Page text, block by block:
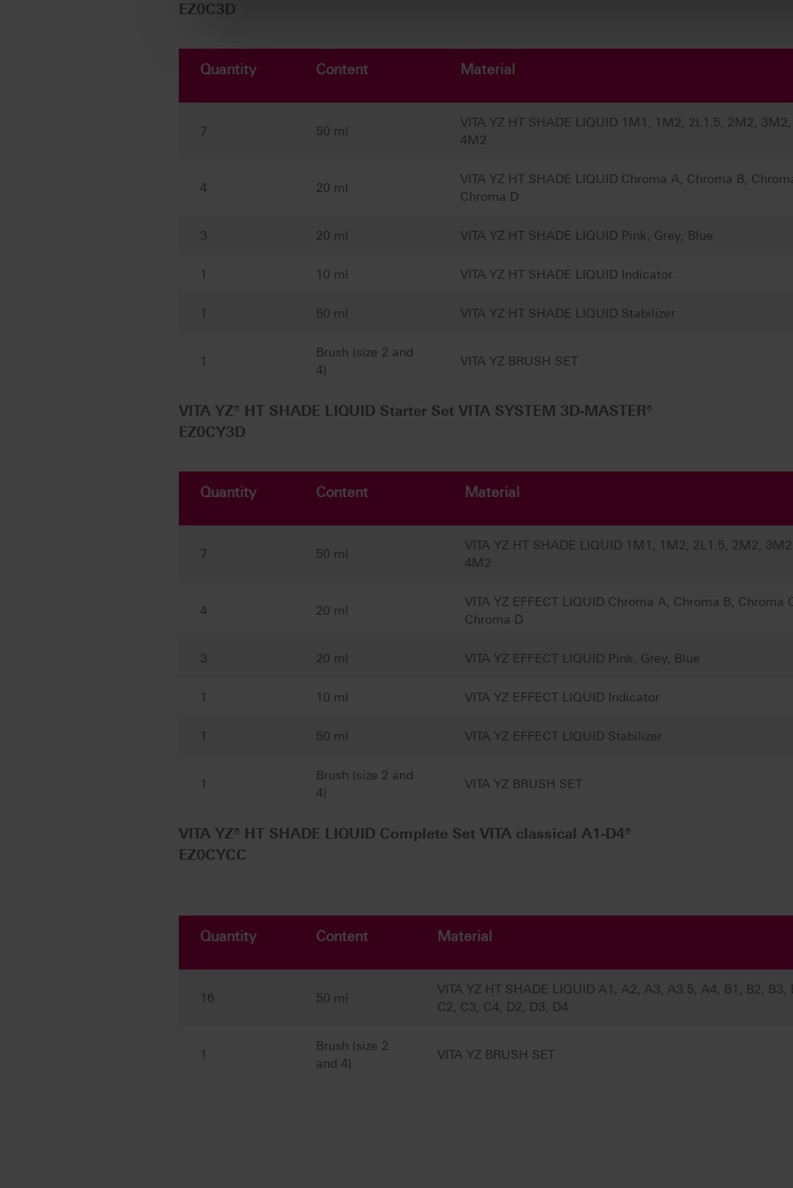
EZ0C3D
Quantity Content Material
7 50 ml
VITA YZ HT SHADE LIQUID 1M1, 1M2, 2L1.5, 2M2,
4M2
4 20 ml
VITA YZ HT SHADE LIQUID Chroma A, Chroma B,
Chroma D
3 20 ml VITA YZ HT SHADE LIQUID Pink, Grey, Blue
1 10 ml VITA YZ HT SHADE LIQUID Indicator
1 50 ml VITA YZ HT SHADE LIQUID Stabilizer
1
Brush (size 2 and
4)
VITA YZ BRUSH SET
VITA YZ® HT SHADE LIQUID Starter Set VITA SYSTEM 3D-MASTER®
EZ0CY3D
Quantity Content Material
7 50 ml
VITA YZ HT SHADE LIQUID 1M1, 1M2, 2L1.5, 2M2,
4M2
4 20 ml
VITA YZ EFFECT LIQUID Chroma A, Chroma B, Chroma
Chroma D
3 20 ml VITA YZ EFFECT LIQUID Pink, Grey, Blue
1 10 ml VITA YZ EFFECT LIQUID Indicator
1 50 ml VITA YZ EFFECT LIQUID Stabilizer
1
Brush (size 2 and
4)
VITA YZ BRUSH SET
VITA YZ® HT SHADE LIQUID Complete Set VITA classical A1-D4®
EZ0CYCC
Quantity Content Material
16 50 ml
VITA YZ HT SHADE LIQUID A1, A2, A3, A3.5, A4, B1, B2, B3,
C2, C3, C4, D2, D3, D4
1
Brush (size 2
and 4)
VITA YZ BRUSH SET